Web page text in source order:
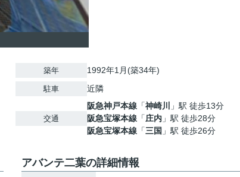
築年 1992年1月(築34年)
駐車 近隣
交通
阪急神戸本線 「神崎川
」駅 徒歩13分
阪急宝塚本線 「庄内 」駅 徒歩28分
阪急宝塚本線 「三国 」駅 徒歩26分
アバンテ二葉の詳細情報